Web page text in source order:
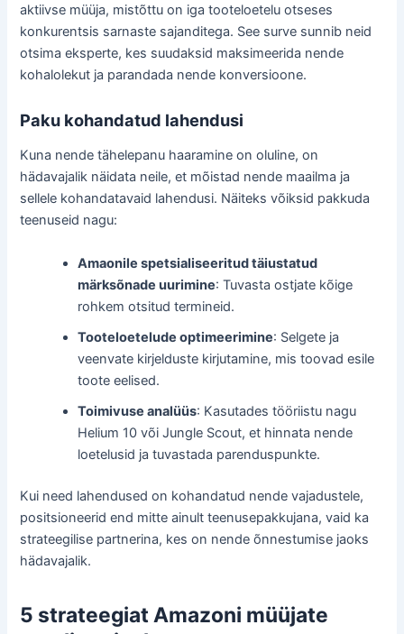
aktiivse müüja, mistõttu on iga tooteloetelu otseses
konkurentsis sarnaste sajanditega. See surve sunnib neid
otsima eksperte, kes suudaksid maksimeerida nende
kohalolekut ja parandada nende konversioone.
Paku kohandatud lahendusi
Kuna nende tähelepanu haaramine on oluline, on
hädavajalik näidata neile, et mõistad nende maailma ja
sellele kohandatavaid lahendusi. Näiteks võiksid pakkuda
teenuseid nagu:
Amaonile spetsialiseeritud täiustatud
märksõnade uurimine: Tuvasta ostjate kõige
rohkem otsitud termineid.
Tooteloetelude optimeerimine: Selgete ja
veenvate kirjelduste kirjutamine, mis toovad esile
toote eelised.
Toimivuse analüüs: Kasutades tööriistu nagu
Helium 10 või Jungle Scout, et hinnata nende
loetelusid ja tuvastada parenduspunkte.
Kui need lahendused on kohandatud nende vajadustele,
positsioneerid end mitte ainult teenusepakkujana, vaid ka
strateegilise partnerina, kes on nende õnnestumise jaoks
hädavajalik.
5 strateegiat Amazoni müüjate